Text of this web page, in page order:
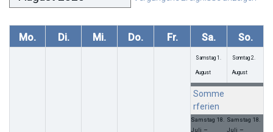
Mo. Di. Mi. Do. Fr. Sa. So.
Samstag 1.
August
Somme
rferien
Samstag 18.
Juli –
Sonntag 2.
August
Samstag 18.
Juli –